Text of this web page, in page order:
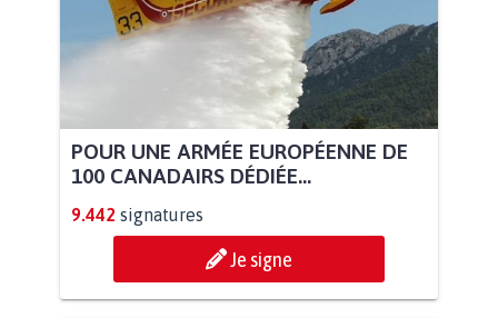
POUR UNE ARMÉE EUROPÉENNE DE
100 CANADAIRS DÉDIÉE...
9.442 signatures
Je signe